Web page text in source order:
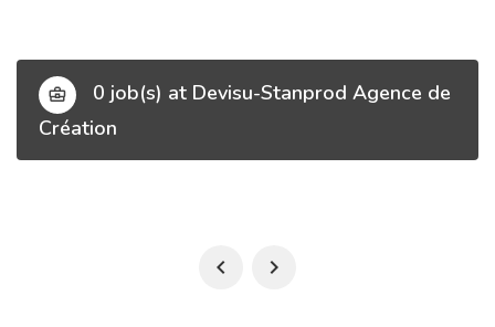
0 job(s) at Devisu-Stanprod Agence de
Création